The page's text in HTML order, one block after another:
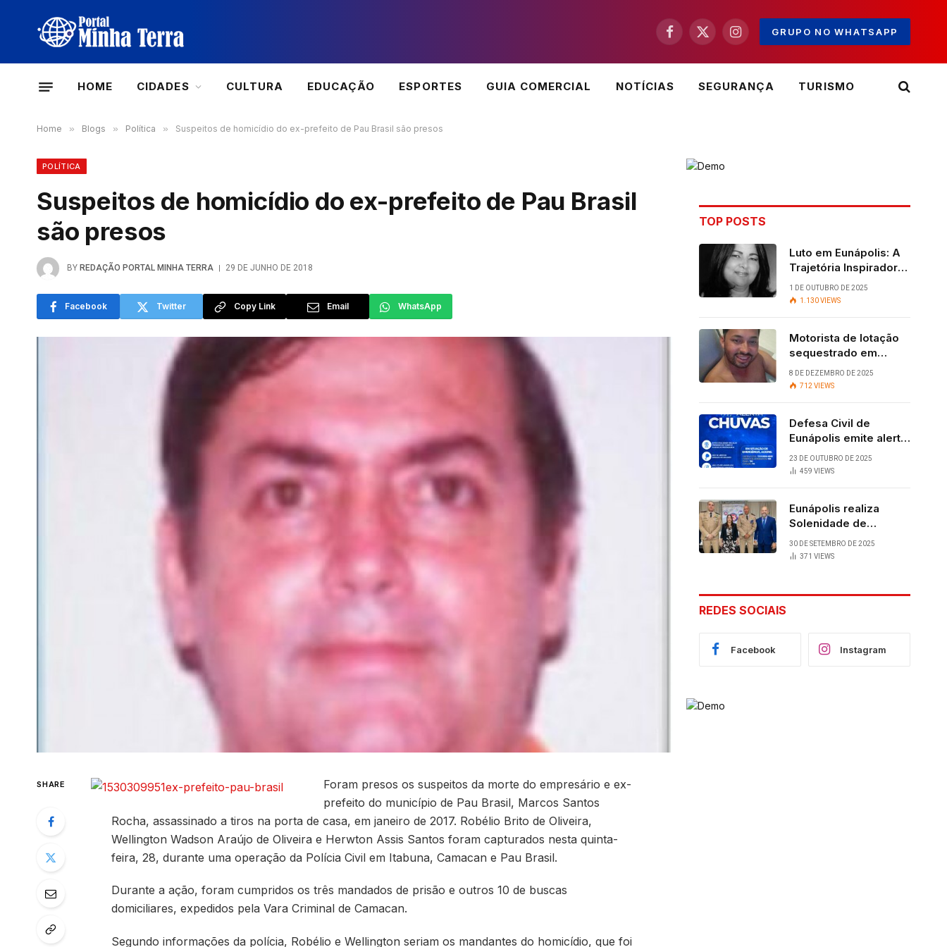
Facebook
X
Instagram
GRUPO NO WHATSAPP
HOME CIDADES CULTURA EDUCAÇÃO ESPORTES GUIA COMERCIAL NOTÍCIAS SEGURANÇA TURISMO
Home » Blogs » Política » Suspeitos de homicídio do ex-prefeito de Pau Brasil são presos
POLÍTICA
Suspeitos de homicídio do ex-prefeito de Pau Brasil
são presos
BY REDAÇÃO PORTAL MINHA TERRA 29 DE JUNHO DE 2018
Facebook Twitter Copy Link Email WhatsApp
SHARE
Foram presos os suspeitos da morte do empresário e ex-
prefeito do município de Pau Brasil, Marcos Santos
Rocha, assassinado a tiros na porta de casa, em janeiro de 2017. Robélio Brito de Oliveira,
Wellington Wadson Araújo de Oliveira e Herwton Assis Santos foram capturados nesta quinta-
feira, 28, durante uma operação da Polícia Civil em Itabuna, Camacan e Pau Brasil.
Durante a ação, foram cumpridos os três mandados de prisão e outros 10 de buscas
domiciliares, expedidos pela Vara Criminal de Camacan.
Segundo informações da polícia, Robélio e Wellington seriam os mandantes do homicídio, que foi
TOP POSTS
Luto em Eunápolis: A
Trajetória Inspiradora
da ex-vereadora Ruth
Contadora
1 DE OUTUBRO DE 2025
1.130VIEWS
Motorista de lotação
sequestrado em
Eunápolis é
encontrado com vida
8 DE DEZEMBRO DE 2025
712 VIEWS
Defesa Civil de
Eunápolis emite alerta
para chuvas
23 DE OUTUBRO DE 2025
459 VIEWS
Eunápolis realiza
Solenidade de
Assunção do 28º
BPM, conquista
Cláudia e Robério
30 DE SETEMBRO DE 2025
371 VIEWS
REDES SOCIAIS
Facebook Instagram